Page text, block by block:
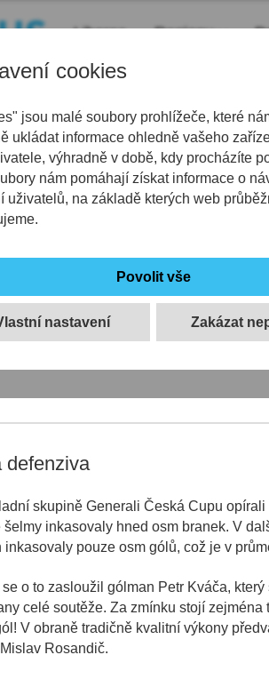
cookies
jsou malé soubory prohlížeče, které
ukládat informace ohledně vašeho
výhradně v době, kdy procházíte
nám pomáhají získat informace o
uživatelů, na základě kterých web
nastavení
Liberec Regiony
Lenc či vítězné
Jak se Tygrům
statistikách?
Česká Cupem sice pro Tygry kvůli
přesto ale svěřenci trenéra
sezóně budou opět mít velkou sílu.
jak se hráčům dařilo z pohledu
defenziva
skupině Generali Česká Cupu
šelmy inkasovaly hned osm branek. V
inkasovaly pouze osm gólů, což je v
o to zasloužil gólman Petr Kváča,
celé soutěže. Za zmínku stojí
V obraně tradičně kvalitní výkony
Rosandič.